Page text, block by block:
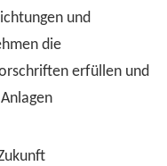
und
die
erfüllen und